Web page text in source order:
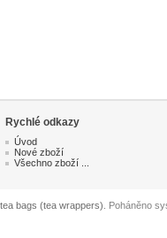
Rychlé odkazy
Úvod
Nové zboží
Všechno zboží ...
bags (tea wrappers) . Poháněno